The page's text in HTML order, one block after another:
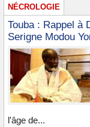
NÉCROLOGIE
Touba : Rappel à
Serigne Modou
l'âge de...